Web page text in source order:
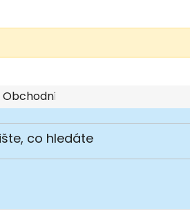
Obchodní podmínky